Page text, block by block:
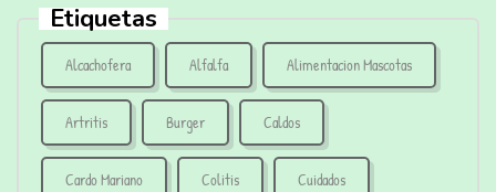
Etiquetas
Alcachofera Alfalfa Alimentacion Mascotas
Artritis Burger Caldos
Cardo Mariano Colitis Cuidados